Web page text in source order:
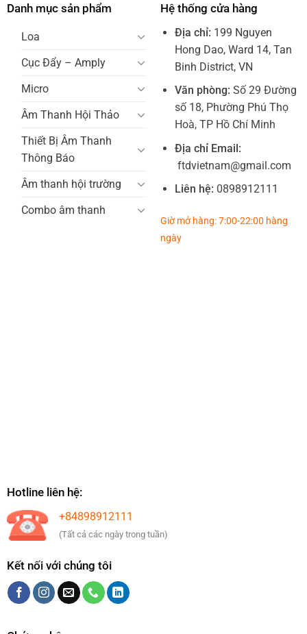
Danh mục sản phẩm
Loa
Cục Đẩy – Amply
Micro
Âm Thanh Hội Thảo
Thiết Bị Âm Thanh
Thông Báo
Âm thanh hội trường
Combo âm thanh
Hệ thống cửa hàng
Địa chỉ: 199 Nguyen
Hong Dao, Ward 14, Tan
Binh District, VN
Văn phòng: Số 29 Đường
số 18, Phường Phú Thọ
Hoà, TP Hồ Chí Minh
Địa chỉ Email:
ftdvietnam@gmail.com
Liên hệ: 0898912111
Giờ mở hàng: 7:00-22:00 hàng
ngày
Hotline liên hệ:
+84898912111
(Tất cả các ngày trong tuần)
Kết nối với chúng tôi